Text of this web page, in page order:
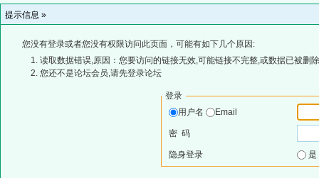
提示信息 »
您没有登录或者您没有权限访问此页面，可能有如下几个原因:
读取数据错误,原因：您要访问的链接无效,可能链接不完整,或数据已被删
您还不是论坛会员,请先登录论坛
登录
用户名
Email
密 码
隐身登录